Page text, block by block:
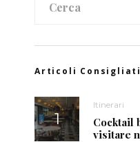
Articoli Consigliati
Itinerari
Cocktail
visitare